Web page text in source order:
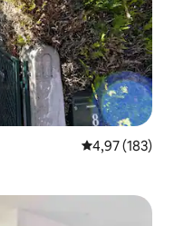
Средна
4,97 (183)